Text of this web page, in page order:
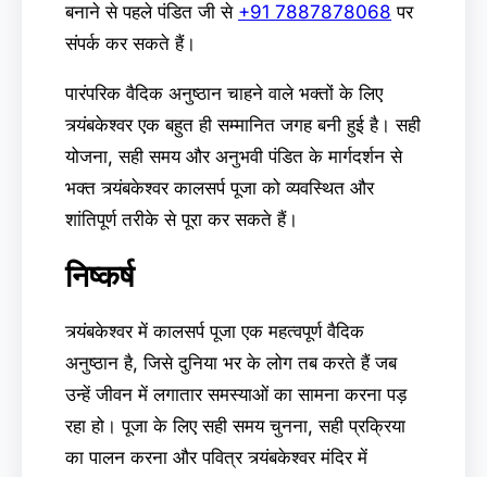
बनाने से पहले पंडित जी से +91 7887878068 पर
संपर्क कर सकते हैं।
पारंपरिक वैदिक अनुष्ठान चाहने वाले भक्तों के लिए
त्र्यंबकेश्वर एक बहुत ही सम्मानित जगह बनी हुई है। सही
योजना, सही समय और अनुभवी पंडित के मार्गदर्शन से
भक्त त्र्यंबकेश्वर कालसर्प पूजा को व्यवस्थित और
शांतिपूर्ण तरीके से पूरा कर सकते हैं।
निष्कर्ष
त्र्यंबकेश्वर में कालसर्प पूजा एक महत्वपूर्ण वैदिक
अनुष्ठान है, जिसे दुनिया भर के लोग तब करते हैं जब
उन्हें जीवन में लगातार समस्याओं का सामना करना पड़
रहा हो। पूजा के लिए सही समय चुनना, सही प्रक्रिया
का पालन करना और पवित्र त्र्यंबकेश्वर मंदिर में